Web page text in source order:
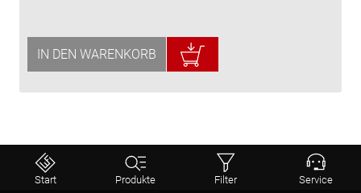
IN DEN WARENKORB
Start Produkte Filter Service